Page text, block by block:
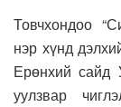
Товчхондоо
нэр хүнд
Ерөнхий сайд
уулзвар